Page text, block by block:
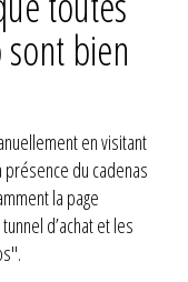
sont bien
en visitant
du cadenas
la page
d’achat et les